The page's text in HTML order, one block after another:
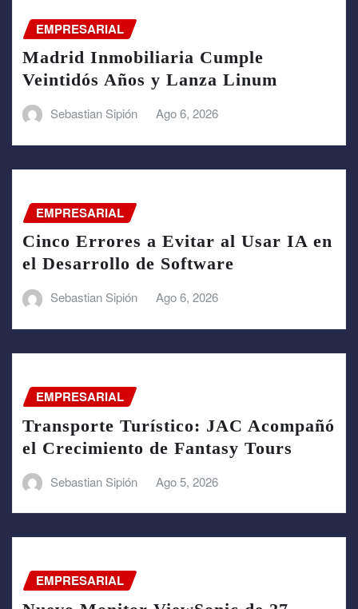
EMPRESARIAL
Madrid Inmobiliaria Cumple
Veintidós Años y Lanza Linum
Sebastian Sipión Ago 6, 2026
EMPRESARIAL
Cinco Errores a Evitar al Usar IA en
el Desarrollo de Software
Sebastian Sipión Ago 6, 2026
EMPRESARIAL
Transporte Turístico: JAC Acompañó
el Crecimiento de Fantasy Tours
Sebastian Sipión Ago 5, 2026
EMPRESARIAL